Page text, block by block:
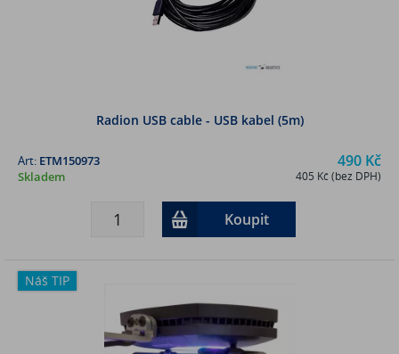
Radion USB cable - USB kabel (5m)
490 Kč
405 Kč (bez DPH)
Art: ETM150973
Skladem
Koupit
Náš TIP